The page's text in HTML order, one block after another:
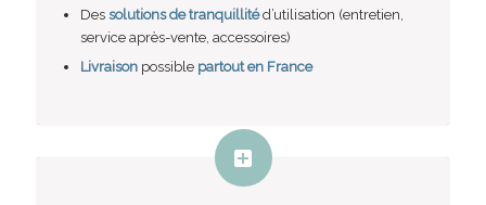
Des solutions de tranquillitéd’utilisation (entretien,
service après-vente, accessoires)
Livraisonpossible partout en France